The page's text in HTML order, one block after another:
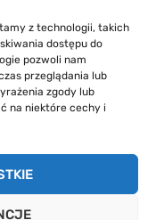
z technologii, takich
dostępu do
pozwoli nam
przeglądania lub
zgody lub
na niektóre cechy i
medycznej i
redakcja
gdyż nie
art. 3